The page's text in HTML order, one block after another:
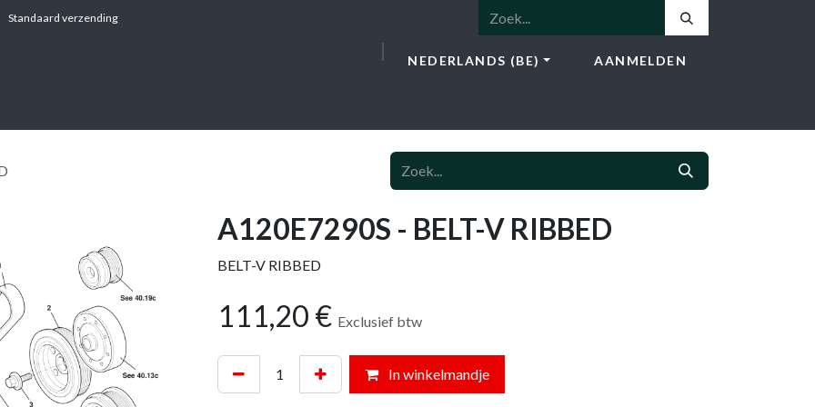
Standaard verzending
NEDERLANDS (BE) AANMELDEN
A120E7290S - BELT-V RIBBED
BELT-V RIBBED
111,20 € Exclusief btw
In winkelmandje